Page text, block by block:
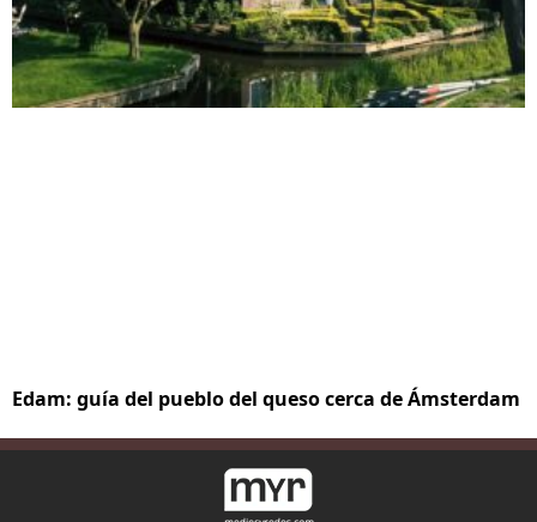
Edam: guía del pueblo del queso cerca de Ámsterdam